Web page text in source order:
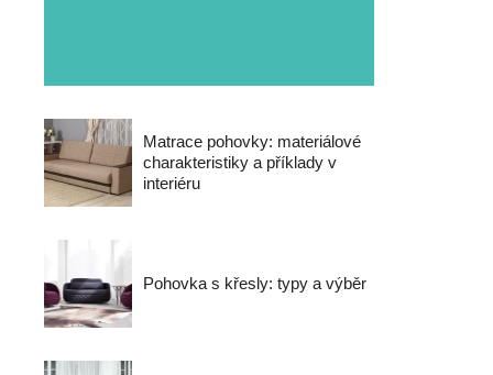
Matrace pohovky: materiálové
charakteristiky a příklady v
interiéru
Pohovka s křesly: typy a výběr